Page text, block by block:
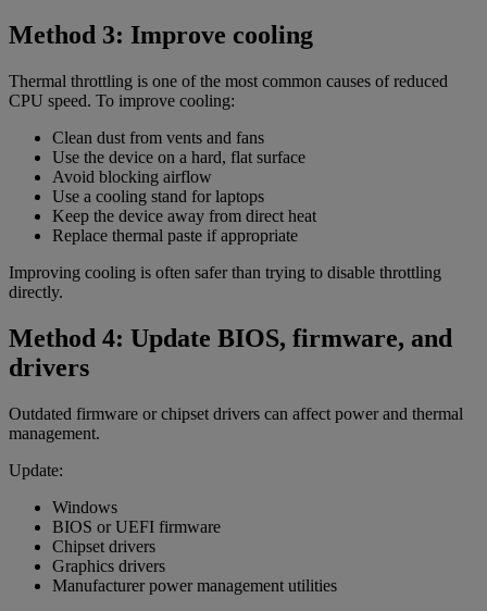
Method 3: Improve cooling
Thermal throttling is one of the most common causes of reduced
CPU speed. To improve cooling:
Clean dust from vents and fans
Use the device on a hard, flat surface
Avoid blocking airflow
Use a cooling stand for laptops
Keep the device away from direct heat
Replace thermal paste if appropriate
Improving cooling is often safer than trying to disable throttling
directly.
Method 4: Update BIOS, firmware, and
drivers
Outdated firmware or chipset drivers can affect power and thermal
management.
Update:
Windows
BIOS or UEFI firmware
Chipset drivers
Graphics drivers
Manufacturer power management utilities